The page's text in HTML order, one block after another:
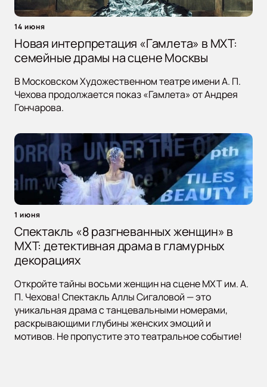
14 июня
Новая интерпретация «Гамлета» в МХТ:
семейные драмы на сцене Москвы
В Московском Художественном театре имени А. П.
Чехова продолжается показ «Гамлета» от Андрея
Гончарова.
1 июня
Спектакль «8 разгневанных женщин» в
МХТ: детективная драма в гламурных
декорациях
Откройте тайны восьми женщин на сцене МХТ им. А.
П. Чехова! Спектакль Аллы Сигаловой — это
уникальная драма с танцевальными номерами,
раскрывающими глубины женских эмоций и
мотивов. Не пропустите это театральное событие!